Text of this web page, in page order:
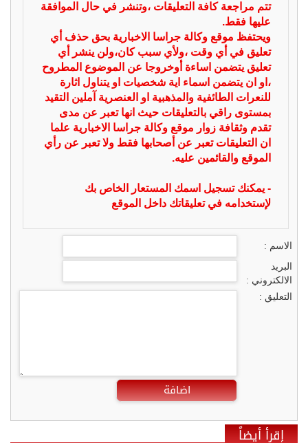
تتم مراجعة كافة التعليقات ،وتنشر في حال الموافقة
عليها فقط.
ويحتفظ موقع وكالة جراسا الاخبارية بحق حذف أي
تعليق في أي وقت ،ولأي سبب كان،ولن ينشر أي
تعليق يتضمن اساءة أوخروجا عن الموضوع المطروح
،او ان يتضمن اسماء اية شخصيات او يتناول اثارة
للنعرات الطائفية والمذهبية او العنصرية آملين التقيد
بمستوى راقي بالتعليقات حيث انها تعبر عن مدى
تقدم وثقافة زوار موقع وكالة جراسا الاخبارية علما
ان التعليقات تعبر عن أصحابها فقط ولا تعبر عن رأي
الموقع والقائمين عليه.
- يمكنك تسجيل اسمك المستعار الخاص بك
لإستخدامه في تعليقاتك داخل الموقع
الاسم :
البريد
الالكتروني :
التعليق :
اضافة
إقرأ أيضاً